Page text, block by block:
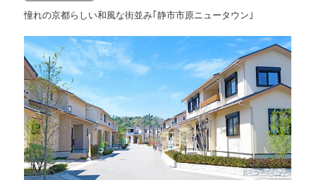
憧れの京都らしい和風な街並み｢静市市原ニュータウン｣